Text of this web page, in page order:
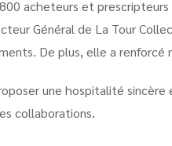
acheteurs et
Général de La Tour
De plus, elle a renforcé
une hospitalité
collaborations.